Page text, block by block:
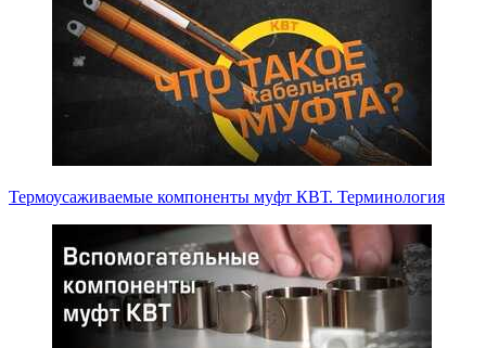
Термоусаживаемые компоненты муфт КВТ. Терминология